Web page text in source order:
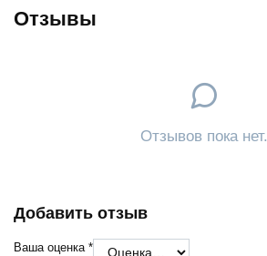
Отзывы
Отзывов пока нет.
Добавить отзыв
Ваша оценка *